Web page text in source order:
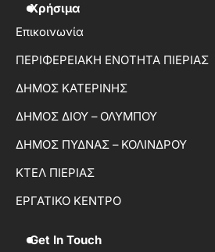
Χρήσιμα
Επικοινωνία
ΠΕΡΙΦΕΡΕΙΑΚΗ ΕΝΟΤΗΤΑ ΠΙΕΡΙΑΣ
ΔΗΜΟΣ ΚΑΤΕΡΙΝΗΣ
ΔΗΜΟΣ ΔΙΟΥ – ΟΛΥΜΠΟΥ
ΔΗΜΟΣ ΠΥΔΝΑΣ – ΚΟΛΙΝΔΡΟΥ
ΚΤΕΛ ΠΙΕΡΙΑΣ
ΕΡΓΑΤΙΚΟ ΚΕΝΤΡΟ
Get In Touch